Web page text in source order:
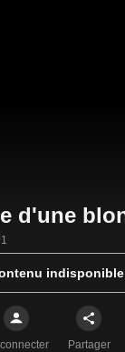
indisponible
Partager